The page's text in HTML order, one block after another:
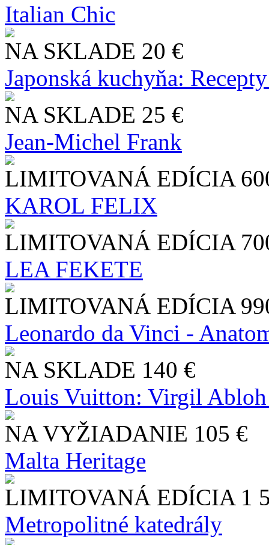
Italian Chic
NA SKLADE 20 €
Japonská kuchyňa:
NA SKLADE 25 €
Jean-Michel Frank
LIMITOVANÁ EDÍCIA
KAROL FELIX
LIMITOVANÁ EDÍCIA
LEA FEKETE
LIMITOVANÁ EDÍCIA
Leonardo da Vinci -
NA SKLADE 140 €
Louis Vuitton: Virgil
NA VYŽIADANIE 105 €
Malta Heritage
LIMITOVANÁ EDÍCIA 1
Metropolitné katedrály